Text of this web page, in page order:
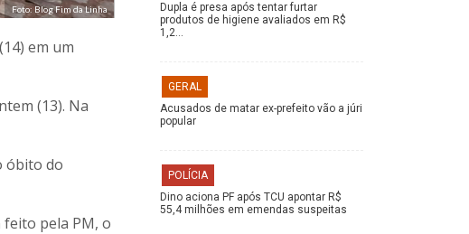
Foto: Blog Fim da Linha
em um
(13). Na
óbito do
feito pela PM, o
Dupla é presa após tentar furtar
produtos de higiene avaliados em R$
1,2…
GERAL
Acusados de matar ex-prefeito vão a júri
popular
POLÍCIA
Dino aciona PF após TCU apontar R$
55,4 milhões em emendas suspeitas